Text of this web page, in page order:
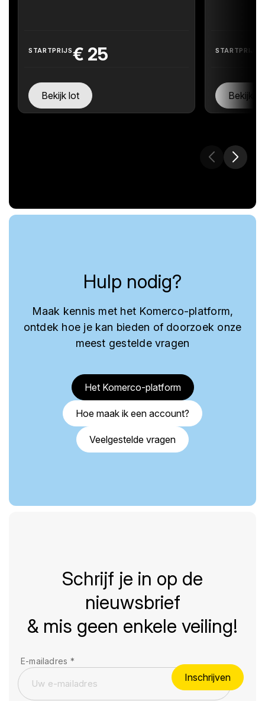
STARTPRIJS€ 25
Bekijk lot
STARTPRIJS
Bekijk
Hulp nodig?
Maak kennis met het Komerco-platform,
ontdek hoe je kan bieden of doorzoek onze
meest gestelde vragen
Het Komerco-platform
Hoe maak ik een account?
Veelgestelde vragen
Schrijf je in op de
nieuwsbrief
& mis geen enkele veiling!
E-mailadres *
Inschrijven